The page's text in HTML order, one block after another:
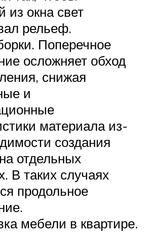
окна свет
рельеф.
Поперечное
осложняет обход
снижая
и
материала из-
создания
отдельных
В таких случаях
продольное
мебели в квартире.